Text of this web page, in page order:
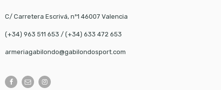
C/ Carretera Escrivá, nº1 46007 Valencia
(+34) 963 511 653 / (+34) 633 472 653
armeriagabilondo@gabilondosport.com